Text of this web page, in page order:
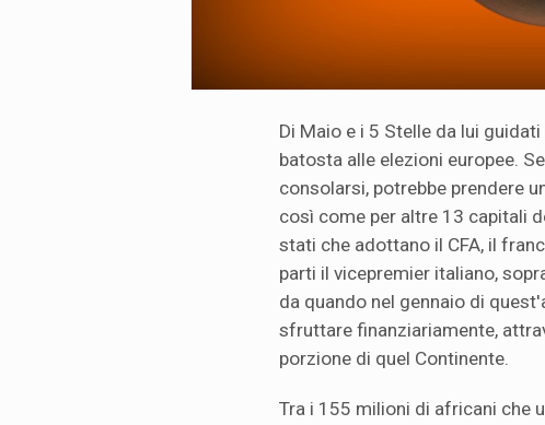
Di Maio e i 5 Stelle da lui
batosta alle elezioni europee.
consolarsi, potrebbe prendere
così come per altre 13 capitali
stati che adottano il CFA, il
parti il vicepremier italiano,
da quando nel gennaio di
sfruttare finanziariamente,
porzione di quel Continente.
Tra i 155 milioni di africani che